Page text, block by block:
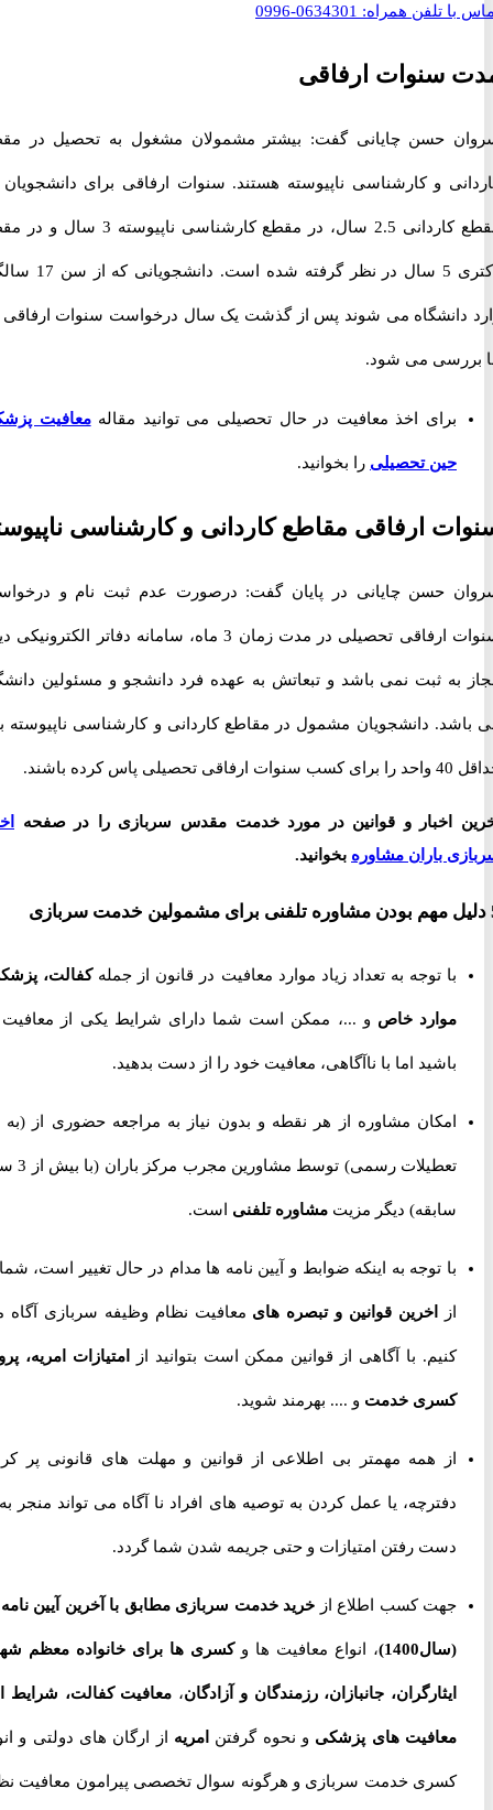
تلفن همراه:0634301-0996
سنوات ارفاقی
حسن چایانی گفت: بیشتر مشمولان مشغول به تحصیل در مقطع
و کارشناسی ناپیوسته هستند. سنوات ارفاقی برای دانشجویان در
مقطع کاردانی 2.5 سال، در مقطع کارشناسی ناپیوسته 3 سال و در مقطع
دکتری 5 سال در نظر گرفته شده است. دانشجویانی که از سن 17 سالگی
دانشگاه می شوند پس از گذشت یک سال درخواست سنوات ارفاقی آن
می شود.
برای اخذ معافیت در حال تحصیلی می توانید مقالهمعافیت پزشکی
حین تحصیلیرا بخوانید.
ارفاقی مقاطع کاردانی و کارشناسی ناپیوسته
حسن چایانی در پایان گفت: درصورت عدم ثبت نام و درخواست
سنوات ارفاقی تحصیلی در مدت زمان 3 ماه، سامانه دفاتر الکترونیکی دیگر
ثبت نمی باشد و تبعاتش به عهده فرد دانشجو و مسئولین دانشگاه
دانشجویان مشمول در مقاطع کاردانی و کارشناسی ناپیوسته باید
باشند.
اخبار و قوانین در مورد خدمت مقدس سربازی را در صفحهاخبار
باران مشاورهبخوانید.
با توجه به تعداد زیاد موارد معافیت در قانون از جملهکفالت، پزشکی،
موارد خاصو ...، ممکن است شما دارای شرایط یکی از معافیت ها
باشید اما با ناآگاهی، معافیت خود را از دست بدهید.
امکان مشاوره از هر نقطه و بدون نیاز به مراجعه حضوری از (به جز
تعطیلات رسمی) توسط مشاورین مجرب مرکز باران (با بیش از 3 سال
سابقه) دیگر مزیت مشاوره تلفنیاست.
با توجه به اینکه ضوابط و آیین نامه ها مدام در حال تغییر است، شما را
اخرین قوانین و تبصره هایمعافیت نظام وظیفه سربازی آگاه می
کنیم. با آگاهی از قوانین ممکن است بتوانید ازامتیازات امریه، پروژه
کسری خدمتو .... بهرمند شوید.
از همه مهمتر بی اطلاعی از قوانین و مهلت های قانونی پر کردن
دفترچه، یا عمل کردن به توصیه های افراد نا آگاه می تواند منجر به از
دست رفتن امتیازات و حتی جریمه شدن شما گردد.
جهت کسب اطلاع ازخرید خدمت سربازی مطابق با آخرین آیین نامه ها
(سال1400) ، انواع معافیت ها و کسری ها برای خانواده معظم شهدا،
ایثارگران، جانبازان، رزمندگان و آزادگان،معافیت کفالت، شرایط اخذ
معافیت های پزشکیو نحوه گرفتن امریهاز ارگان های دولتی و انواع
کسری خدمت سربازی و هرگونه سوال تخصصی پیرامون معافیت نظام